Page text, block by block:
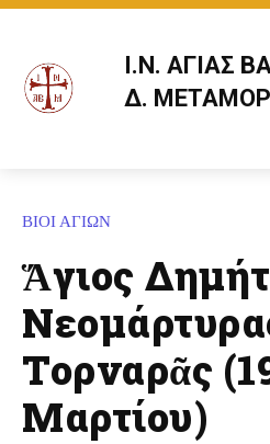
Ι.Ν. ΑΓΙΑΣ
Δ.
ΒΙΟΙ ΑΓΙΩΝ
Ἅγιος
Τορναρᾶς
Μαρτίου)